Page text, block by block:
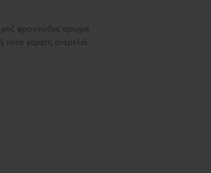
ροζ φρουτώδες άρωμα
γεμάτη ανεμελιά.